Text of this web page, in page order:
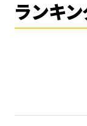
ランキ